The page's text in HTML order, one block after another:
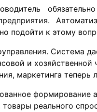
подойти к этому
Система
и хозяйственной
маркетинга теперь
формирование
товары реального